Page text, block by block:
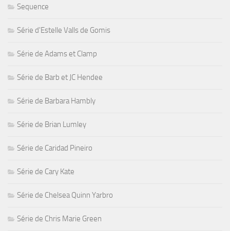
Sequence
Série d'Estelle Valls de Gomis
Série de Adams et Clamp
Série de Barb et JC Hendee
Série de Barbara Hambly
Série de Brian Lumley
Série de Caridad Pineiro
Série de Cary Kate
Série de Chelsea Quinn Yarbro
Série de Chris Marie Green